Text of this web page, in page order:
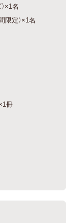
×1名
限定）×1名
冊